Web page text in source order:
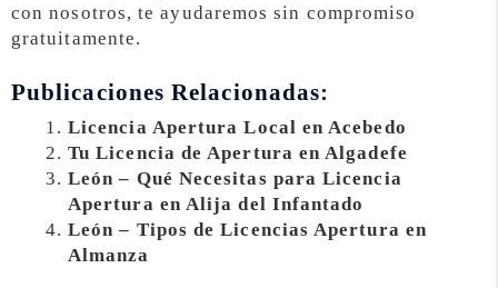
con nosotros, te ayudaremos sin compromiso
gratuitamente.
Publicaciones Relacionadas:
Licencia Apertura Local en Acebedo
Tu Licencia de Apertura en Algadefe
León – Qué Necesitas para Licencia
Apertura en Alija del Infantado
León – Tipos de Licencias Apertura en
Almanza